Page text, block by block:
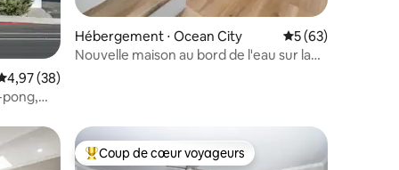
moyenne sur la base de 38 commentaires : 4,97 sur 5
4,97 (38)
Hébergement ⋅ Ocean City Évaluation
5 (63)
Nouvelle maison au bord de l'eau sur la
appréciés Coups de cœur voyageurs les plus appréciés
Coup de cœur voyageurs